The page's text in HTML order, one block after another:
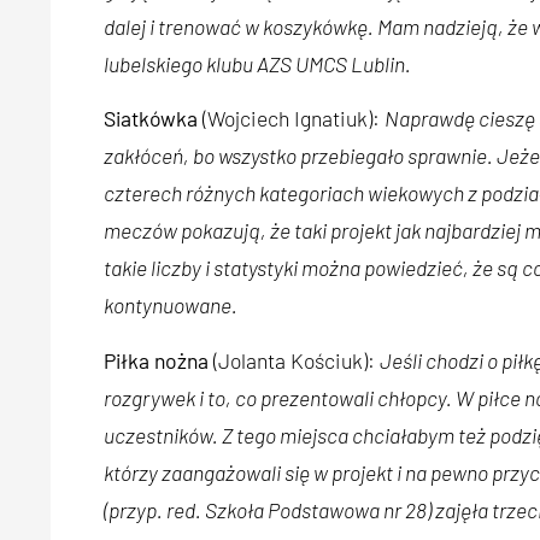
dalej i trenować w koszykówkę. Mam nadzieją, że
lubelskiego klubu AZS UMCS Lublin.
Siatkówka(Wojciech Ignatiuk): Naprawdę
zakłóceń, bo wszystko przebiegało sprawnie.
czterech różnych kategoriach wiekowych z
meczów pokazują, że taki projekt jak najbardziej
takie liczby i statystyki można powiedzieć, że są
kontynuowane.
Piłka nożna(Jolanta Kościuk): Jeśli chodzi o
rozgrywek i to, co prezentowali chłopcy. W piłce
uczestników. Z tego miejsca chciałabym też
którzy zaangażowali się w projekt i na pewno
(przyp. red. Szkoła Podstawowa nr 28) zajęła